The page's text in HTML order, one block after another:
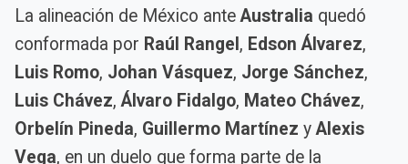
La alineación de México ante Australia quedó
conformada por Raúl Rangel, Edson Álvarez,
Luis Romo, Johan Vásquez, Jorge Sánchez,
Luis Chávez, Álvaro Fidalgo, Mateo Chávez,
Orbelín Pineda, Guillermo Martínez y Alexis
Vega, en un duelo que forma parte de la